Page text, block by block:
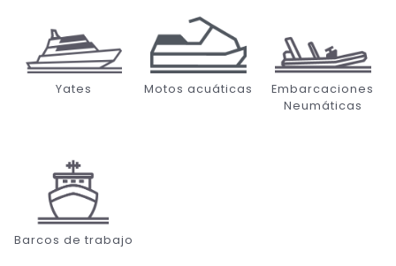
Yates Motos acuáticas
Embarcaciones
Neumáticas
Barcos de trabajo